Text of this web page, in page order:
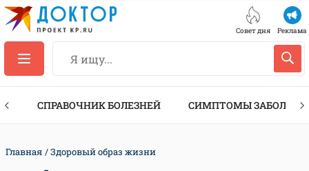
Совет дня Реклама
СПРАВОЧНИК БОЛЕЗНЕЙ СИМПТОМЫ
Главная Здоровый образ жизни